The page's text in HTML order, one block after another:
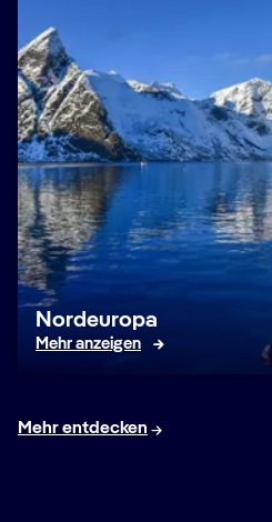
Nordeuropa
Mehr anzeigen
Mehr entdecken